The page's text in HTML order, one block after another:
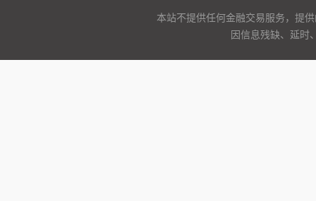
本站不提供任何金融交易服务，提
因信息残缺、延时